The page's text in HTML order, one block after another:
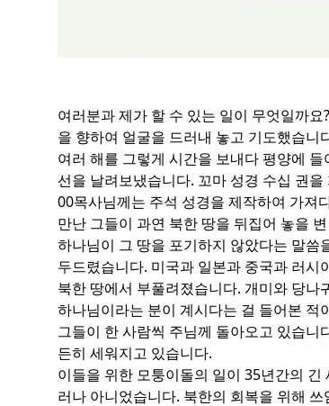
여러분과 제가 할 수 있는 일이 무엇일까
을 향하여 얼굴을 드러내 놓고 기도했습
여러 해를 그렇게 시간을 보내다 평양에
선을 날려보냈습니다. 꼬마 성경 수십 권
00목사님께는 주석 성경을 제작하여 가져
만난 그들이 과연 북한 땅을 뒤집어 놓을
하나님이 그 땅을 포기하지 않았다는 말씀
두드렸습니다. 미국과 일본과 중국과 러
북한 땅에서 부풀려졌습니다. 개미와 당
하나님이라는 분이 계시다는 걸 들어본 적
그들이 한 사람씩 주님께 돌아오고 있습
든히 세워지고 있습니다.
이들을 위한 모퉁이돌의 일이 35년간의
러나 아니었습니다. 북한의 회복을 위해